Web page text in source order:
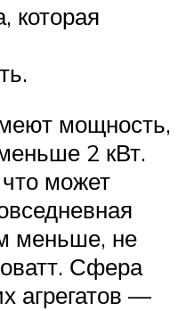
которая
мощность,
2 кВт.
может
меньше, не
Сфера
агрегатов —